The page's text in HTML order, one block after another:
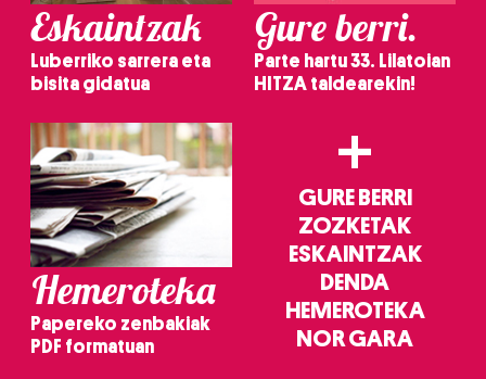
Eskaintzak
Luberriko sarrera eta
bisita gidatua
Gure berri.
Parte hartu 33. Lilatoian
HITZA taldearekin!
Hemeroteka
Papereko zenbakiak
PDF formatuan
+
GURE BERRI
ZOZKETAK
ESKAINTZAK
DENDA
HEMEROTEKA
NOR GARA